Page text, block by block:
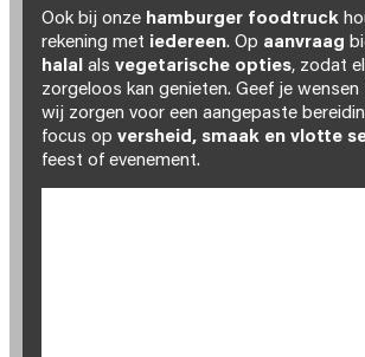
Ook bij onze hamburger foodtruck
rekening met iedereen. Op aanvraag
halalals vegetarische opties, zodat
zorgeloos kan genieten. Geef je
wij zorgen voor een aangepaste
focus op versheid, smaak en vlotte
feest of evenement.